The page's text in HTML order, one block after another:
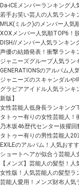
Da-iCEメンバーランキング人
若手お笑い芸人の人気ランキ
M!LK(ミルク)のメンバー人気
XOXメンバー人気順TOP6！
DISH//メンバー人気ランキン
声優の結婚発表！衝撃ランキ
ジャニーズグループ人気ラン
GENERATIONSのアルバム人
ジャニーズのスキャンダルや
グラビアアイドル人気ラン
新版】
女性芸能人低身長ランキング
タトゥー有りの女性芸能人！
乃木坂46歴代センター抜擢回
タトゥー有りの男性芸能人20
EXILEのアルバム！人気おす
ショートヘアが似合う芸能人
【メンズ】芸能人の髪型！
女性版！人気芸能人の髪型ラ
芸能人愛用！メンズ財布人気